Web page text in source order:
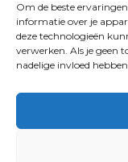
Om de beste
informatie over je
deze technologieën
verwerken. Als je geen
nadelige invloed